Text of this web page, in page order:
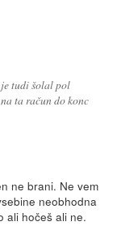
tudi šolal pol
ta račun do konc
ne brani. Ne vem
neobhodna
ali hočeš ali ne.